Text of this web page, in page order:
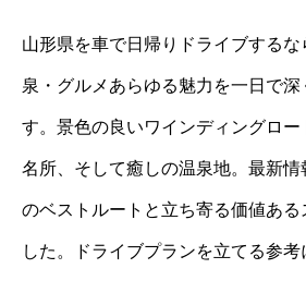
山形県を車で日帰りドライブする
泉・グルメあらゆる魅力を一日で
す。景色の良いワインディングロ
名所、そして癒しの温泉地。最新情
のベストルートと立ち寄る価値ある
した。ドライブプランを立てる参考